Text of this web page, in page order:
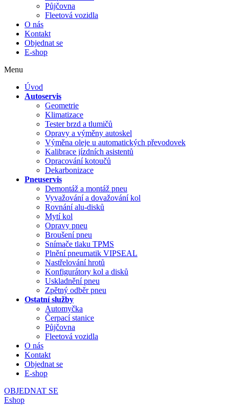
Půjčovna
Fleetová vozidla
O nás
Kontakt
Objednat se
E-shop
Menu
Úvod
Autoservis
Geometrie
Klimatizace
Tester brzd a tlumičů
Opravy a výměny autoskel
Výměna oleje u automatických převodovek
Kalibrace jízdních asistentů
Opracování kotoučů
Dekarbonizace
Pneuservis
Demontáž a montáž pneu
Vyvažování a dovažování kol
Rovnání alu-disků
Mytí kol
Opravy pneu
Broušení pneu
Snímače tlaku TPMS
Plnění pneumatik VIPSEAL
Nastřelování hrotů
Konfigurátory kol a disků
Uskladnění pneu
Zpětný odběr pneu
Ostatní služby
Automyčka
Čerpací stanice
Půjčovna
Fleetová vozidla
O nás
Kontakt
Objednat se
E-shop
OBJEDNAT SE
Eshop